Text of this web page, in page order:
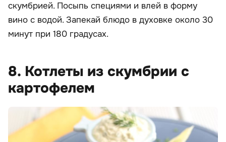
скумбрией. Посыпь специями и влей в форму
вино с водой. Запекай блюдо в духовке около 30
минут при 180 градусах.
8. Котлеты из скумбрии с
картофелем